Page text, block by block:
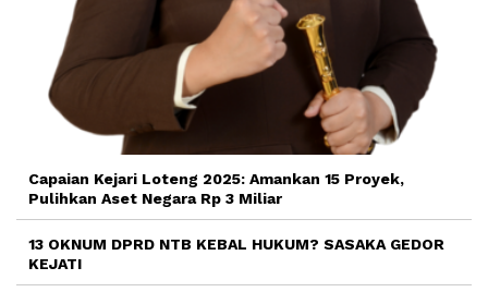
Capaian Kejari Loteng 2025: Amankan 15 Proyek,
Pulihkan Aset Negara Rp 3 Miliar
13 OKNUM DPRD NTB KEBAL HUKUM? SASAKA GEDOR
KEJATI